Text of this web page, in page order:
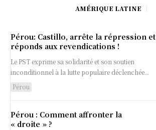
AMÉRIQUE LATINE
Pérou: Castillo, arrête la répression et
réponds aux revendications !
Le PST exprime sa solidarité et son soutien
inconditionnel à la lutte populaire déclenchée...
Pérou
Pérou : Comment affronter la
« droite » ?